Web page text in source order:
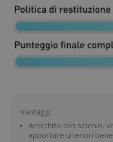
Vantaggi
Arricchito con selenio,
apportare ulteriori